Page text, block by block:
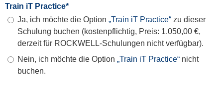
Train iT Practice*
Ja, ich möchte die Option „Train iT Practice“ zu dieser
Schulung buchen (kostenpflichtig, Preis: 1.050,00 €,
derzeit für ROCKWELL-Schulungen nicht verfügbar).
Nein, ich möchte die Option „Train iT Practice“ nicht
buchen.